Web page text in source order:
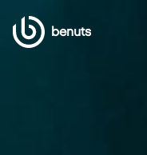
benuts